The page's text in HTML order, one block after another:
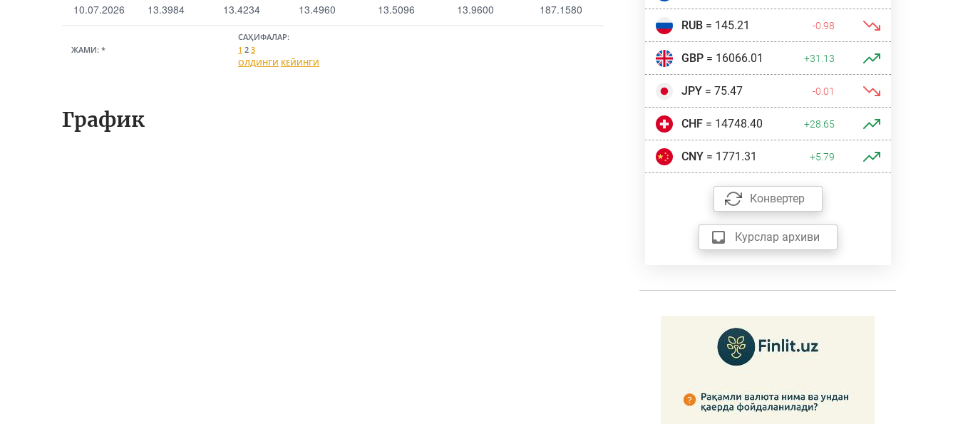
10.07.2026 13.3984 13.4234 13.4960 13.5096 13.9600 187.1580
ЖАМИ: *
САҲИФАЛАР:
1 2 3
ОЛДИНГИ КЕЙИНГИ
График
RUB= 145.21 -0.98
GBP= 16066.01 +31.13
JPY= 75.47 -0.01
CHF= 14748.40 +28.65
CNY= 1771.31 +5.79
Конвертер
Курслар архиви